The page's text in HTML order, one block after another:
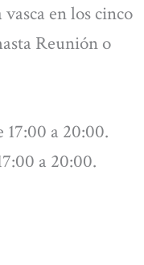
en los cinco
Reunión o
a 20:00.
a 20:00.